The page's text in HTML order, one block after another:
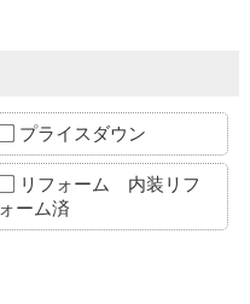
プライスダウン
リフォーム 内装リフ
ォーム済